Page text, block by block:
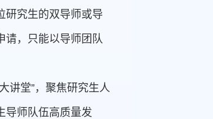
研究生的双导师或导
请，只能以导师团队
讲堂”，聚焦研究生人
导师队伍高质量发